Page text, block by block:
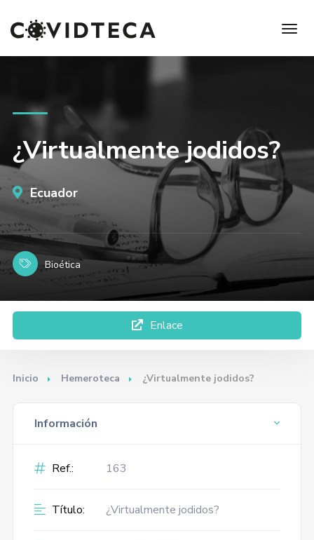
¿Virtualmente jodidos?
Ecuador
Bioética
Enlace
Inicio Hemeroteca ¿Virtualmente jodidos?
Información
Ref.: 163
Título: ¿Virtualmente jodidos?